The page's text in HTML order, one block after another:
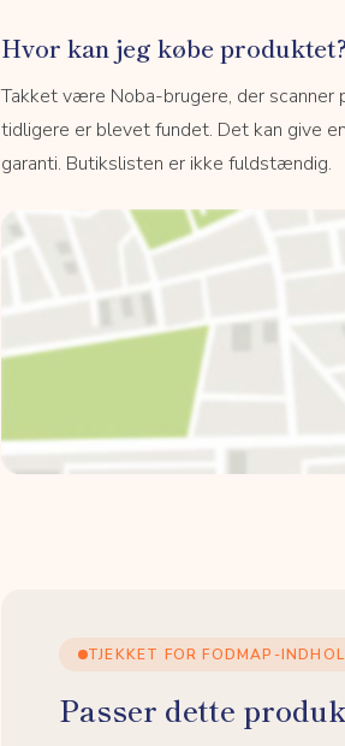
Hvor kan jeg købe produktet?
Takket være Noba-brugere, der scanner
tidligere er blevet fundet. Det kan give
garanti. Butikslisten er ikke fuldstændig.
TJEKKET FOR FODMAP-
Passer dette